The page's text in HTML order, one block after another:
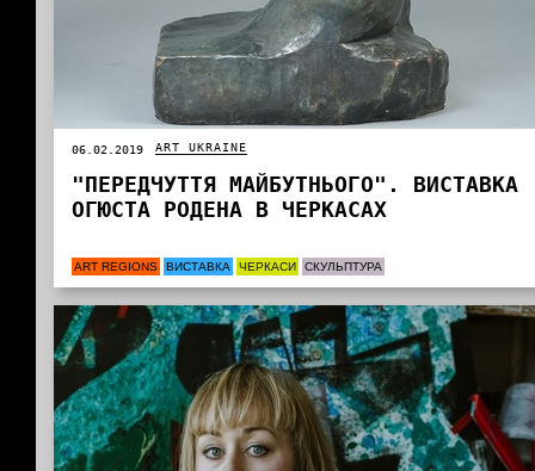
06.02.2019 ART UKRAINE
"ПЕРЕДЧУТТЯ МАЙБУТНЬОГО". ВИСТАВКА
ОГЮСТА РОДЕНА В ЧЕРКАСАХ
ART REGIONS ВИСТАВКА ЧЕРКАСИ СКУЛЬПТУРА